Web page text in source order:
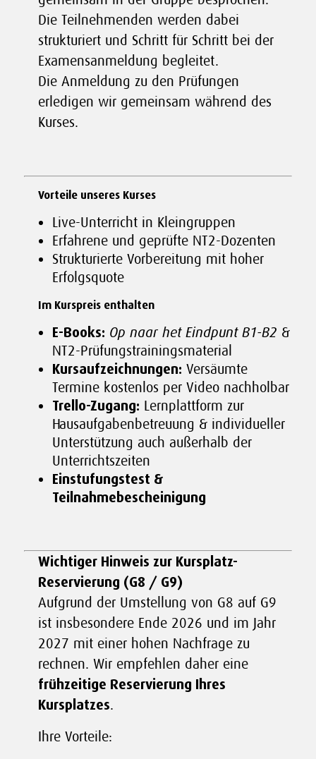
Die Teilnehmenden werden dabei
strukturiert und Schritt für Schritt bei der
Examensanmeldung begleitet.
Die Anmeldung zu den Prüfungen
erledigen wir gemeinsam während des
Kurses.
Vorteile unseres Kurses
Live-Unterricht in Kleingruppen
Erfahrene und geprüfte NT2-Dozenten
Strukturierte Vorbereitung mit hoher
Erfolgsquote
Im Kurspreis enthalten
E-Books: Op naar het Eindpunt B1-B2 &
NT2-Prüfungstrainingsmaterial
Kursaufzeichnungen: Versäumte
Termine kostenlos per Video nachholbar
Trello-Zugang: Lernplattform zur
Hausaufgabenbetreuung & individueller
Unterstützung auch außerhalb der
Unterrichtszeiten
Einstufungstest &
Teilnahmebescheinigung
Wichtiger Hinweis zur Kursplatz-
Reservierung (G8 / G9)
Aufgrund der Umstellung von G8 auf G9
ist insbesondere Ende 2026 und im Jahr
2027 mit einer hohen Nachfrage zu
rechnen. Wir empfehlen daher eine
frühzeitige Reservierung Ihres
Kursplatzes.
Ihre Vorteile: